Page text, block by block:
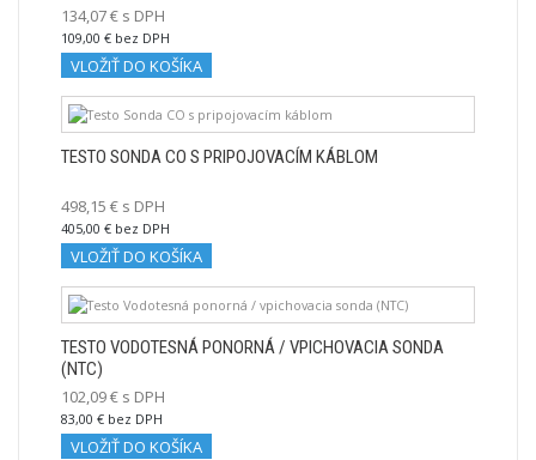
134,07 € s DPH
109,00 € bez DPH
VLOŽIŤ DO KOŠÍKA
TESTO SONDA CO S PRIPOJOVACÍM KÁBLOM
498,15 € s DPH
405,00 € bez DPH
VLOŽIŤ DO KOŠÍKA
TESTO VODOTESNÁ PONORNÁ / VPICHOVACIA SONDA
(NTC)
102,09 € s DPH
83,00 € bez DPH
VLOŽIŤ DO KOŠÍKA